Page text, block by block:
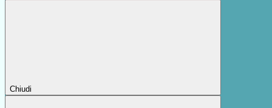
Chiudi